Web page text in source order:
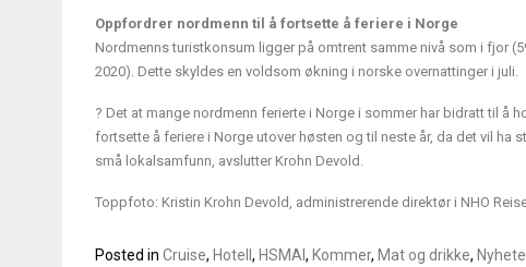
Oppfordrer nordmenn til å fortsette å feriere i Norge
Nordmenns turistkonsum ligger på omtrent samme nivå som i fjor
2020). Dette skyldes en voldsom økning i norske overnattinger i juli.
? Det at mange nordmenn ferierte i Norge i sommer har bidratt til å
fortsette å feriere i Norge utover høsten og til neste år, da det vil
små lokalsamfunn, avslutter Krohn Devold.
Toppfoto: Kristin Krohn Devold, administrerende direktør i NHO
Posted in Cruise, Hotell , HSMAI , Kommer, Mat og drikke,